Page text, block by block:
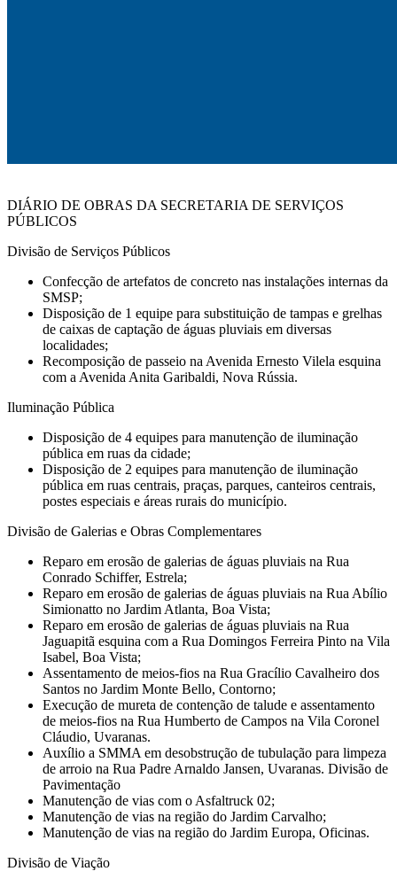
DIÁRIO DE OBRAS DA SECRETARIA DE SERVIÇOS
PÚBLICOS
Divisão de Serviços Públicos
Confecção de artefatos de concreto nas instalações internas da
SMSP;
Disposição de 1 equipe para substituição de tampas e grelhas
de caixas de captação de águas pluviais em diversas
localidades;
Recomposição de passeio na Avenida Ernesto Vilela esquina
com a Avenida Anita Garibaldi, Nova Rússia.
Iluminação Pública
Disposição de 4 equipes para manutenção de iluminação
pública em ruas da cidade;
Disposição de 2 equipes para manutenção de iluminação
pública em ruas centrais, praças, parques, canteiros centrais,
postes especiais e áreas rurais do município.
Divisão de Galerias e Obras Complementares
Reparo em erosão de galerias de águas pluviais na Rua
Conrado Schiffer, Estrela;
Reparo em erosão de galerias de águas pluviais na Rua Abílio
Simionatto no Jardim Atlanta, Boa Vista;
Reparo em erosão de galerias de águas pluviais na Rua
Jaguapitã esquina com a Rua Domingos Ferreira Pinto na Vila
Isabel, Boa Vista;
Assentamento de meios-fios na Rua Gracílio Cavalheiro dos
Santos no Jardim Monte Bello, Contorno;
Execução de mureta de contenção de talude e assentamento
de meios-fios na Rua Humberto de Campos na Vila Coronel
Cláudio, Uvaranas.
Auxílio a SMMA em desobstrução de tubulação para limpeza
de arroio na Rua Padre Arnaldo Jansen, Uvaranas. Divisão de
Pavimentação
Manutenção de vias com o Asfaltruck 02;
Manutenção de vias na região do Jardim Carvalho;
Manutenção de vias na região do Jardim Europa, Oficinas.
Divisão de Viação